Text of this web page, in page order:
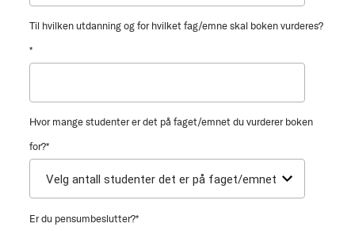
Til hvilken utdanning og for hvilket fag/emne skal boken vurderes?
*
Hvor mange studenter er det på faget/emnet du vurderer boken
for?*
Er du pensumbeslutter?*